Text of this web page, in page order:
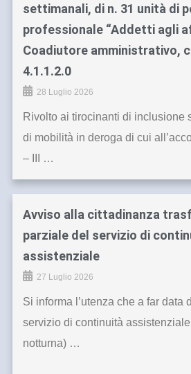
settimanali, di n. 31 unità di
professionale “Addetti agli
Coadiutore amministrativo,
4.1.1.2.0
28 Luglio 2026
Rivolto ai tirocinanti di inclusione
di mobilità in deroga di cui
– III …
Avviso alla cittadinanza
parziale del servizio di
assistenziale
27 Luglio 2026
Si informa l’utenza che a far data
servizio di continuità
notturna) …